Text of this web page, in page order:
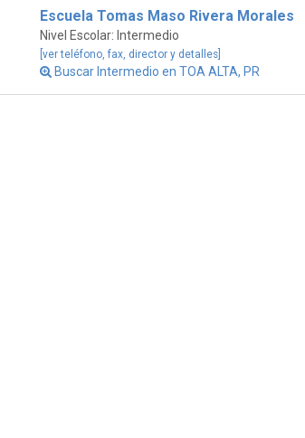
Escuela Tomas Maso Rivera Morales
Nivel Escolar: Intermedio
[ver teléfono, fax, director y detalles]
Buscar Intermedio en TOA ALTA, PR